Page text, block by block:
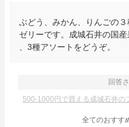
ぶどう、みかん、りんごの
ゼリーです。成城石井の国
、3種アソートをどうぞ。
回答
500-1000円で買える成城石井の
全てのおすす